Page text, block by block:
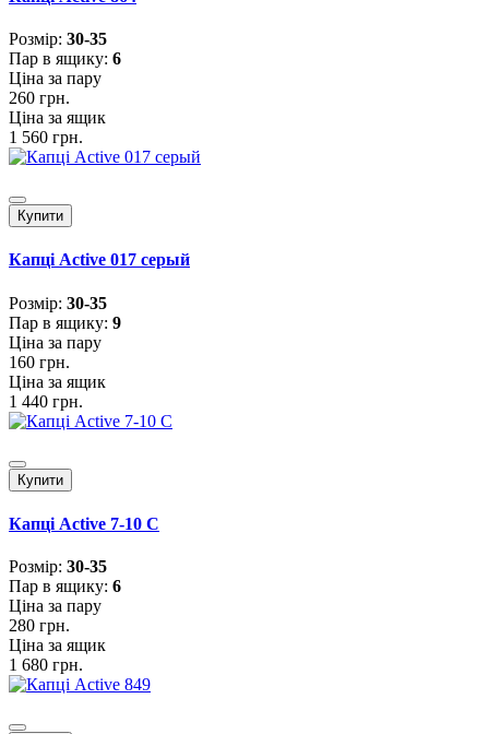
Розмiр: 30-35
Пар в ящику: 6
Ціна за пару
260 грн.
Ціна за ящик
1 560 грн.
Купити
Капці Active 017 серый
Розмiр: 30-35
Пар в ящику: 9
Ціна за пару
160 грн.
Ціна за ящик
1 440 грн.
Купити
Капці Active 7-10 С
Розмiр: 30-35
Пар в ящику: 6
Ціна за пару
280 грн.
Ціна за ящик
1 680 грн.